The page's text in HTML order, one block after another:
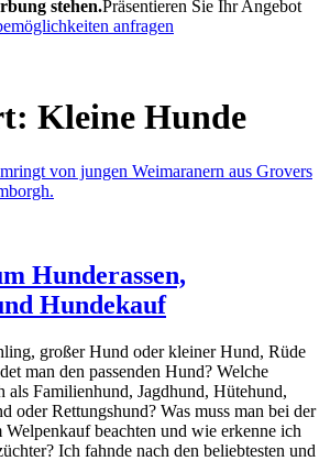
stehen.Präsentieren Sie Ihr Angebot
anfragen
Kleine Hunde
Hunderassen,
Hundekauf
großer Hund oder kleiner Hund, Rüde
man den passenden Hund? Welche
als Familienhund, Jagdhund, Hütehund,
oder Rettungshund? Was muss man bei der
beachten und wie erkenne ich
Ich fahnde nach den beliebtesten und